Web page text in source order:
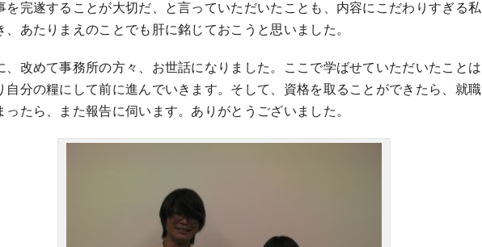
を完遂することが大切だ、と言っていただいたことも、内容にこだわりすぎる私
、あたりまえのことでも肝に銘じておこうと思いました。
改めて事務所の方々、お世話になりました。ここで学ばせていただいたことは
自分の糧にして前に進んでいきます。そして、資格を取ることができたら、就職
ったら、また報告に伺います。ありがとうございました。